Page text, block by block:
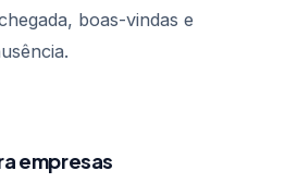
boas-vindas e
empresas